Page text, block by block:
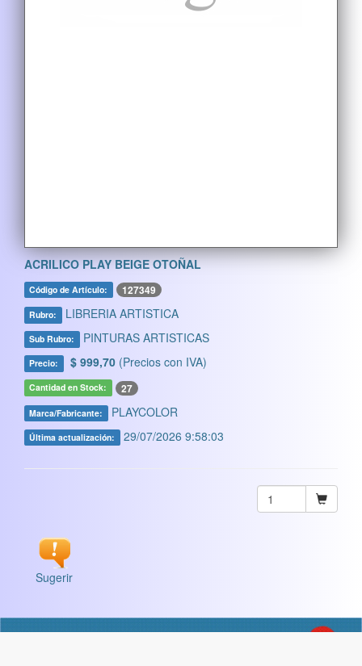
ACRILICO PLAY BEIGE OTOÑAL
Código de Artículo: 127349
Rubro: LIBRERIA ARTISTICA
Sub Rubro: PINTURAS ARTISTICAS
Precio: $ 999,70 (Precios con IVA)
Cantidad en Stock: 27
Marca/Fabricante: PLAYCOLOR
Última actualización: 29/07/2026 9:58:03
Sugerir